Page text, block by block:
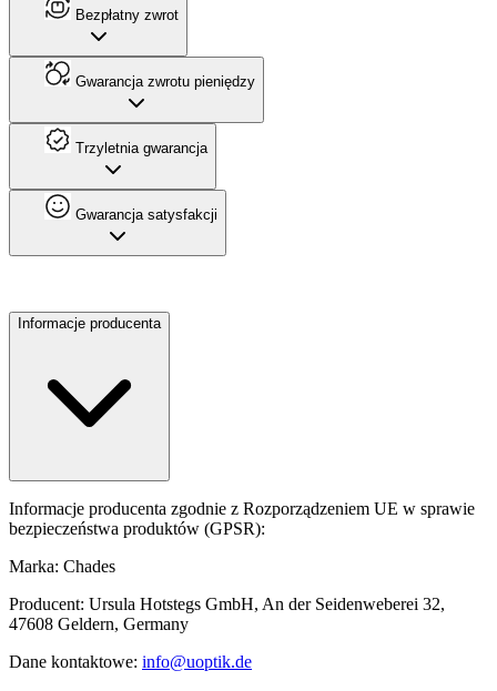
Bezpłatny zwrot
Gwarancja zwrotu pieniędzy
Trzyletnia gwarancja
Gwarancja satysfakcji
Informacje producenta
Informacje producenta zgodnie z Rozporządzeniem UE w sprawie
bezpieczeństwa produktów (GPSR):
Marka: Chades
Producent: Ursula Hotstegs GmbH, An der Seidenweberei 32,
47608 Geldern, Germany
Dane kontaktowe: info@uoptik.de